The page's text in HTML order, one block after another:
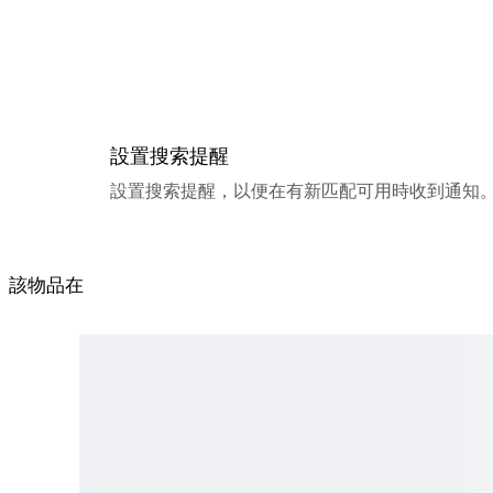
設置搜索提醒
設置搜索提醒，以便在有新匹配可用時收到通知
該物品在